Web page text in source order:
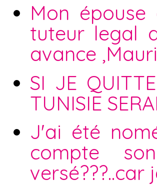
Mon
tuteur legal
avance
SI JE
TUNISIE
J'ai été
compte
versé???..car